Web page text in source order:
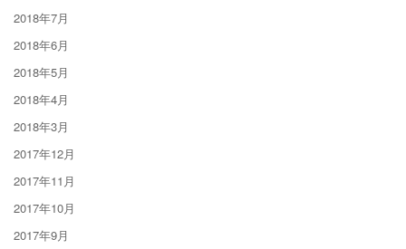
2018年7月
2018年6月
2018年5月
2018年4月
2018年3月
2017年12月
2017年11月
2017年10月
2017年9月